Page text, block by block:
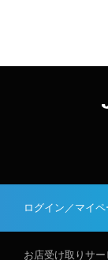
ログイン／マイペ
お店受け取りサー